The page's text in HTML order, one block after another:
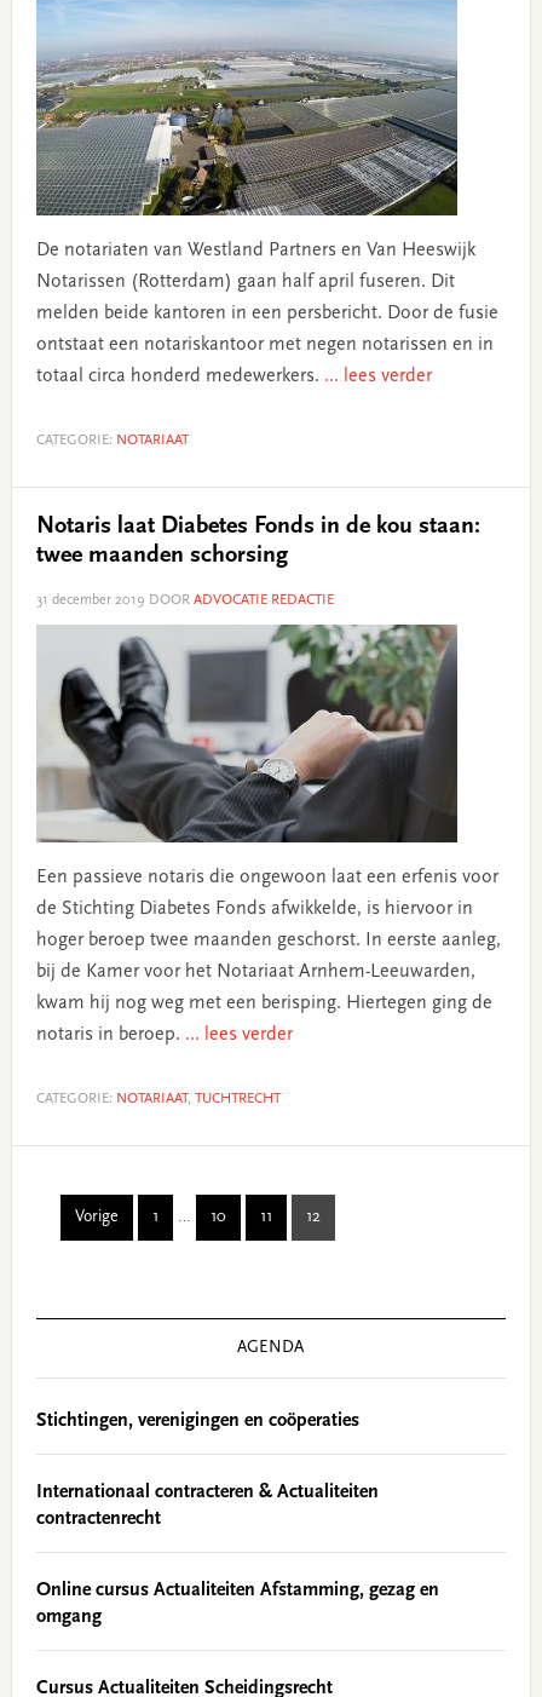
De notariaten van Westland Partners en Van Heeswijk
Notarissen (Rotterdam) gaan half april fuseren. Dit
melden beide kantoren in een persbericht. Door de fusie
ontstaat een notariskantoor met negen notarissen en in
totaal circa honderd medewerkers. ... lees verder
CATEGORIE: NOTARIAAT
Notaris laat Diabetes Fonds in de kou staan:
twee maanden schorsing
31 december 2019 DOOR ADVOCATIE REDACTIE
Een passieve notaris die ongewoon laat een erfenis voor
de Stichting Diabetes Fonds afwikkelde, is hiervoor in
hoger beroep twee maanden geschorst. In eerste aanleg,
bij de Kamer voor het Notariaat Arnhem-Leeuwarden,
kwam hij nog weg met een berisping. Hiertegen ging de
notaris in beroep. ... lees verder
CATEGORIE: NOTARIAAT, TUCHTRECHT
Vorige Page
1
Interim
pages
… Page
10 11 Page
12
Primary
AGENDA
Stichtingen, verenigingen en coöperaties
Internationaal contracteren & Actualiteiten
contractenrecht
Online cursus Actualiteiten Afstamming, gezag en
omgang
Cursus Actualiteiten Scheidingsrecht